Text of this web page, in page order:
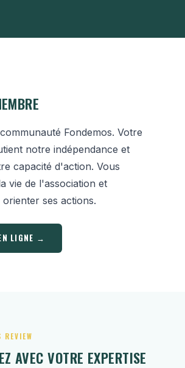
Fondemos. Votre
notre indépendance et
capacité d'action. Vous
vie de l'association et
ses actions.
LIGNE →
REVIEW
AVEC VOTRE EXPERTISE